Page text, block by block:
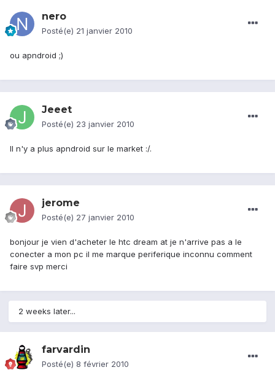
nero
Posté(e) 21 janvier 2010
ou apndroid ;)
Jeeet
Posté(e) 23 janvier 2010
Il n'y a plus apndroid sur le market :/.
jerome
Posté(e) 27 janvier 2010
bonjour je vien d'acheter le htc dream at je n'arrive pas a le
conecter a mon pc il me marque periferique inconnu comment
faire svp merci
2 weeks later...
farvardin
Posté(e) 8 février 2010